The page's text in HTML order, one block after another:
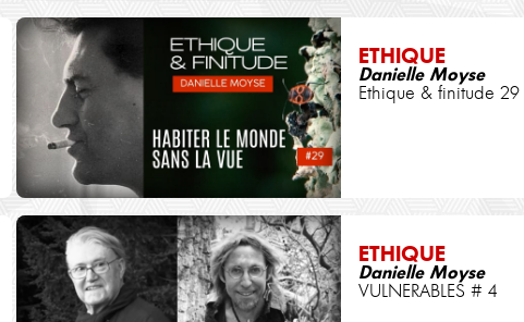
ETHIQUE
Danielle Moyse
Ethique & finitude 29
ETHIQUE
Danielle Moyse
VULNERABLES # 4